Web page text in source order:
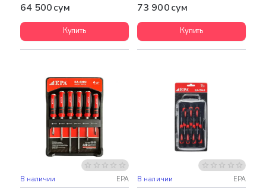
64 500 сум
Купить
73 900 сум
Купить
В наличии EPA В наличии EPA